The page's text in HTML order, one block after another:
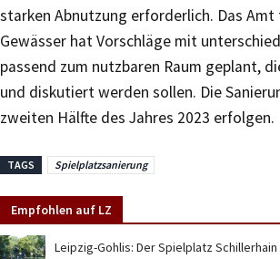
starken Abnutzung erforderlich. Das
Gewässer hat Vorschläge mit
passend zum nutzbaren Raum geplant,
und diskutiert werden sollen. Die
zweiten Hälfte des Jahres 2023 erfolgen.
TAGS Spielplatzsanierung
Empfohlen auf LZ
Leipzig-Gohlis: Der Spielplatz